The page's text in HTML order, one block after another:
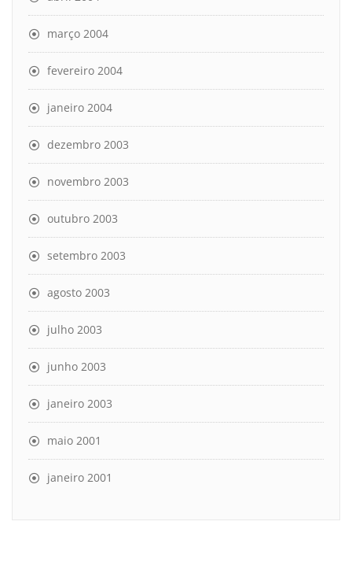
março 2004
fevereiro 2004
janeiro 2004
dezembro 2003
novembro 2003
outubro 2003
setembro 2003
agosto 2003
julho 2003
junho 2003
janeiro 2003
maio 2001
janeiro 2001